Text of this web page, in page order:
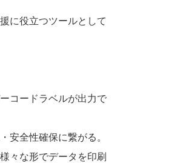
に役立つツールとして
コードラベルが出力で
全性確保に繋がる。
々な形でデータを印刷